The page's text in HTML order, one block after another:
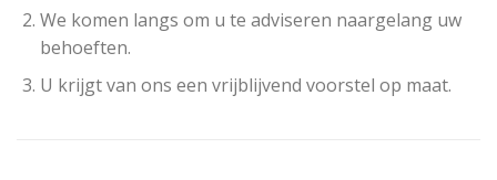
We komen langs om u te adviseren naargelang uw
behoeften.
U krijgt van ons een vrijblijvend voorstel op maat.